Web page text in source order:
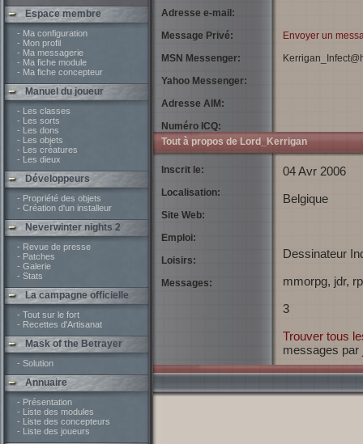
Espace membre
- Ma configuration
- Mon profil
- Ma messagerie
- Ma fiche module
- Ma fiche concepteur
Manuel du joueur
- Les classes
- Les sorts
- Les dons
- Les objets
- Les créatures
- Les dieux
Développeurs
- Propriété des objets
- Création d'un installeur
Neverwinter nights 2
- Revue de presse
- Patches
- Galerie
- Stats
La campagne officielle
- Tout sur le fort
- Recettes d'Artisanat
Mask of the Betrayer
- Solution
Annuaire
- Présentation
- Liste des modules
- Liste des concepteurs
- Liste des joueurs
Adresse e-mail:
Message Privé:
MSN Messenger:
Yahoo Messenger:
Adresse AIM:
Numéro ICQ:
Envoyer un
Tout à propos de Lord_Kerrigan
Inscrit le:
Localisation:
Site Web:
Emploi:
Loisirs:
Messages:
04 Avr 2006
Belgique
Dessinateur
mmorpg, jdr,
3
Trouver tous
messages par